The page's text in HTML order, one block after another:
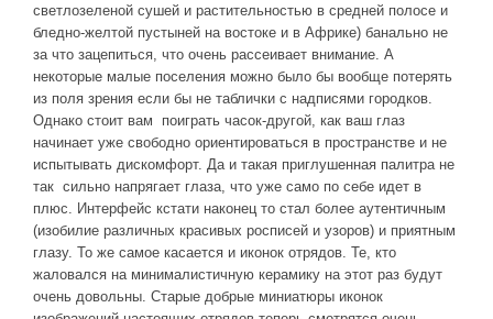
светлозеленой сушей и растительностью в средней полосе и
бледно-желтой пустыней на востоке и в Африке) банально не
за что зацепиться, что очень рассеивает внимание. А
некоторые малые поселения можно было бы вообще потерять
из поля зрения если бы не таблички с надписями городков.
Однако стоит вам поиграть часок-другой, как ваш глаз
начинает уже свободно ориентироваться в пространстве и не
испытывать дискомфорт. Да и такая приглушенная палитра не
так сильно напрягает глаза, что уже само по себе идет в
плюс. Интерфейс кстати наконец то стал более аутентичным
(изобилие различных красивых росписей и узоров) и приятным
глазу. То же самое касается и иконок отрядов. Те, кто
жаловался на минималистичную керамику на этот раз будут
очень довольны. Старые добрые миниатюры иконок